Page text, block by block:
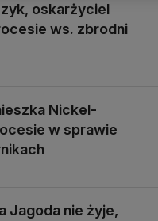
oskarżyciel
ws. zbrodni
Nickel-
w sprawie
Jagoda nie żyje,